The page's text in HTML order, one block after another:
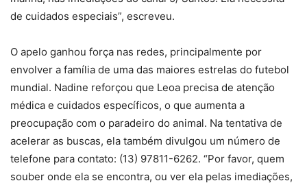
de cuidados especiais”, escreveu.
O apelo ganhou força nas redes, principalmente por
envolver a família de uma das maiores estrelas do futebol
mundial. Nadine reforçou que Leoa precisa de atenção
médica e cuidados específicos, o que aumenta a
preocupação com o paradeiro do animal. Na tentativa de
acelerar as buscas, ela também divulgou um número de
telefone para contato: (13) 97811-6262. “Por favor, quem
souber onde ela se encontra, ou ver ela pelas imediações,